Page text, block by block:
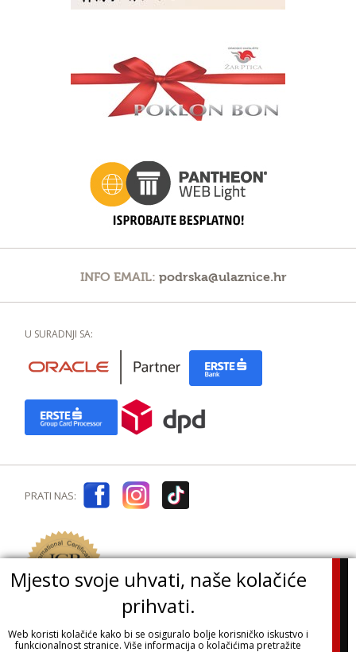
INFO EMAIL:podrska@ulaznice.hr
U SURADNJI SA:
PRATI NAS:
Mjesto svoje uhvati, naše kolačiće
prihvati.
Web koristi kolačiće kako bi se osiguralo bolje korisničko iskustvo i
funkcionalnost stranice. Više informacija o kolačićima pretražite